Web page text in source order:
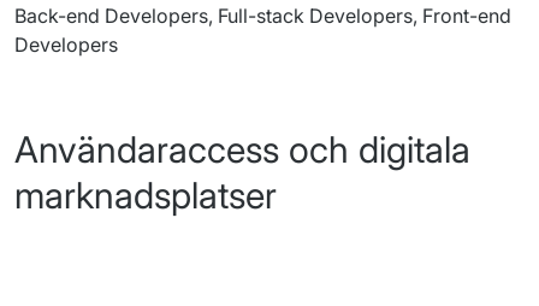
Back-end Developers, Full-stack Developers, Front-end
Developers
Användaraccess och digitala
marknadsplatser